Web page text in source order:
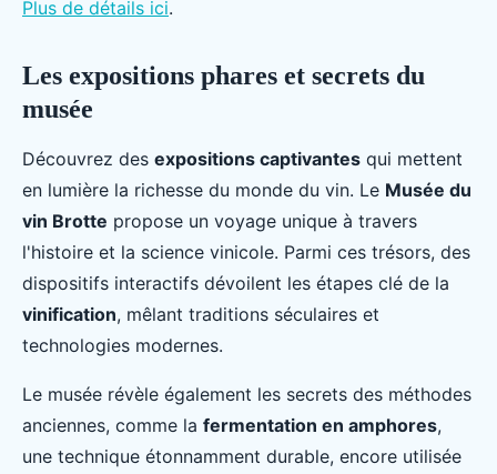
Plus de détails ici.
Les expositions phares et secrets du
musée
Découvrez des expositions captivantes qui mettent
en lumière la richesse du monde du vin. Le Musée du
vin Brotte propose un voyage unique à travers
l'histoire et la science vinicole. Parmi ces trésors, des
dispositifs interactifs dévoilent les étapes clé de la
vinification, mêlant traditions séculaires et
technologies modernes.
Le musée révèle également les secrets des méthodes
anciennes, comme la fermentation en amphores,
une technique étonnamment durable, encore utilisée